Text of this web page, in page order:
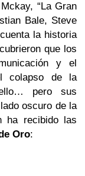
“La Gran
Bale, Steve
la historia
que los
y el
colapso de la
pero sus
oscuro de la
ha recibido las
Oro: